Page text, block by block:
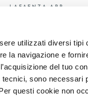
utilizzati diversi tipi
la navigazione e
del tuo
sono necessari
questi cookie non
LAFAENZA APP
R.E.A. BO 5545